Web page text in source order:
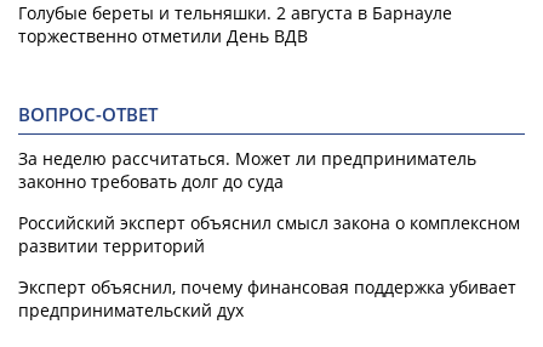
Голубые береты и тельняшки. 2 августа в Барнауле
торжественно отметили День ВДВ
ВОПРОС-ОТВЕТ
За неделю рассчитаться. Может ли предприниматель
законно требовать долг до суда
Российский эксперт объяснил смысл закона о комплексном
развитии территорий
Эксперт объяснил, почему финансовая поддержка убивает
предпринимательский дух